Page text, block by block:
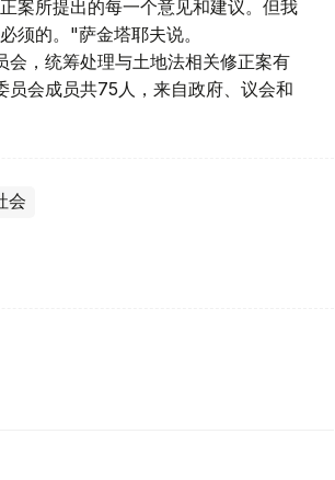
案所提出的每一个意见和建议。但我
须的。"萨金塔耶夫说。
，统筹处理与土地法相关修正案有
员会成员共75人，来自政府、议会和
会